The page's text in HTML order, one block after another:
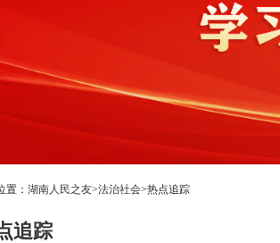
置： 湖南人民之友>法治社会>热点追踪
追踪